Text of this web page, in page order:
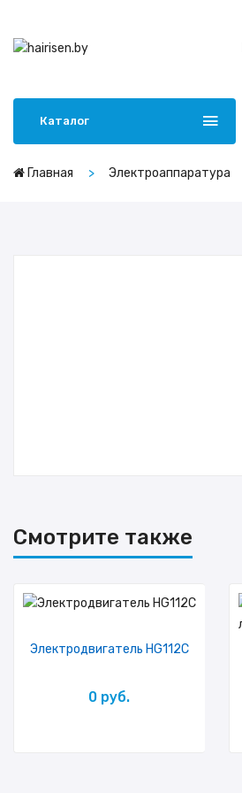
Каталог
Главная Электроаппаратура
Смотрите также
Электродвигатель HG112C
0 руб.